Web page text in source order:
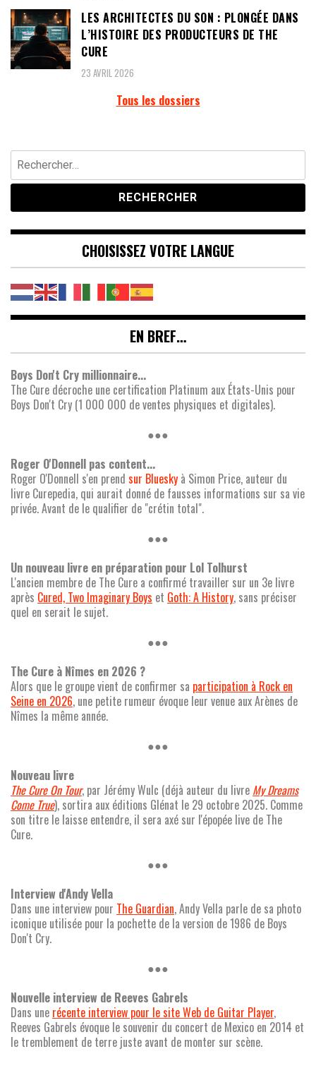
LES ARCHITECTES DU SON : PLONGÉE DANS
L’HISTOIRE DES PRODUCTEURS DE THE
CURE
23 AVRIL 2026
Tous les dossiers
Rechercher :
CHOISISSEZ VOTRE LANGUE
EN BREF…
Boys Don't Cry millionnaire...
The Cure décroche une certification Platinum aux États-Unis pour
Boys Don't Cry (1 000 000 de ventes physiques et digitales).
●●●
Roger O'Donnell pas content...
Roger O'Donnell s'en prend sur Bluesky à Simon Price, auteur du
livre Curepedia, qui aurait donné de fausses informations sur sa vie
privée. Avant de le qualifier de "crétin total".
●●●
Un nouveau livre en préparation pour Lol Tolhurst
L'ancien membre de The Cure a confirmé travailler sur un 3e livre
après Cured, Two Imaginary Boys et Goth: A History, sans préciser
quel en serait le sujet.
●●●
The Cure à Nîmes en 2026 ?
Alors que le groupe vient de confirmer sa participation à Rock en
Seine en 2026, une petite rumeur évoque leur venue aux Arènes de
Nîmes la même année.
●●●
Nouveau livre
The Cure On Tour, par Jérémy Wulc (déjà auteur du livre My Dreams
Come True), sortira aux éditions Glénat le 29 octobre 2025. Comme
son titre le laisse entendre, il sera axé sur l'épopée live de The
Cure.
●●●
Interview d'Andy Vella
Dans une interview pour The Guardian, Andy Vella parle de sa photo
iconique utilisée pour la pochette de la version de 1986 de Boys
Don't Cry.
●●●
Nouvelle interview de Reeves Gabrels
Dans une récente interview pour le site Web de Guitar Player,
Reeves Gabrels évoque le souvenir du concert de Mexico en 2014 et
le tremblement de terre juste avant de monter sur scène.